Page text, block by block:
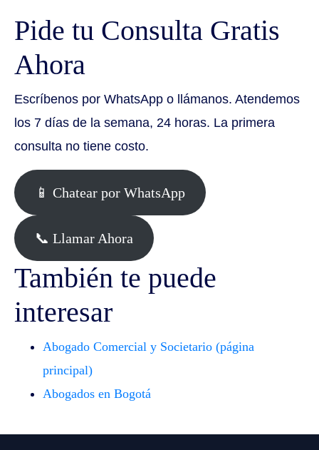
Pide tu Consulta Gratis
Ahora
Escríbenos por WhatsApp o llámanos. Atendemos
los 7 días de la semana, 24 horas. La primera
consulta no tiene costo.
📱 Chatear por WhatsApp
📞 Llamar Ahora
También te puede
interesar
Abogado Comercial y Societario (página
principal)
Abogados en Bogotá